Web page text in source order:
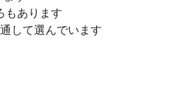
もあります
して選んでいます